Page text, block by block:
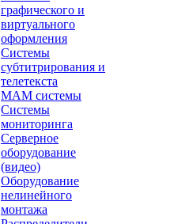
графического и
виртуального
оформления
Системы
субтитрирования и
телетекста
MAM системы
Системы
мониторинга
Серверное
оборудование
(видео)
Оборудование
нелинейного
монтажа